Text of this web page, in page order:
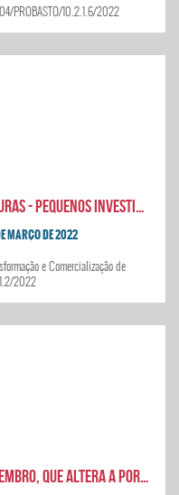
PROBASTO/10.2.1.6/2022
Anúncio de abertura de candidaturas - Pequenos Investimentos na Transformação e Comercialização de Produtos Agrícolas
MARÇO DE 2022
e Comercialização de
2022
Portaria n.º 187/2021 de 7 de Setembro, que altera a Portaria n.º 152/2016, de 25 de maio